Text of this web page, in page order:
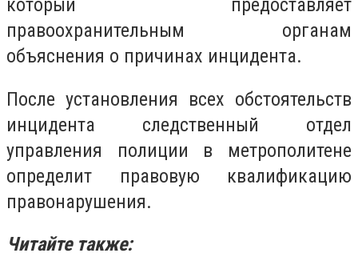
который предоставляет
правоохранительным органам
объяснения о причинах инцидента.
После установления всех обстоятельств
инцидента следственный отдел
управления полиции в метрополитене
определит правовую квалификацию
правонарушения.
Читайте также: